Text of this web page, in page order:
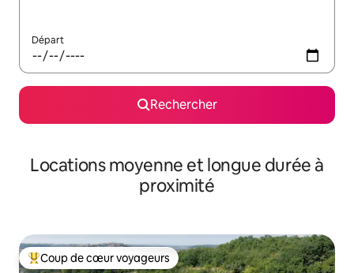
Départ
Rechercher
Locations moyenne et longue durée à
proximité
Coups de cœur voyageurs les plus appréciés
Coup de cœur voyageurs